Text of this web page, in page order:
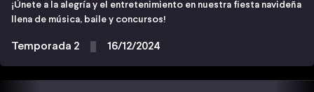
¡Únete a la alegría y el entretenimiento en nuestra fiesta navideña
llena de música, baile y concursos!
Temporada 2 16/12/2024